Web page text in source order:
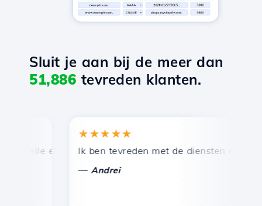
Sluit je aan bij de meer dan
51,886 tevreden klanten.
en efficiënte technische ondersteuning.
★★★★★
Ik ben tevreden met de diensten die door
Andrei